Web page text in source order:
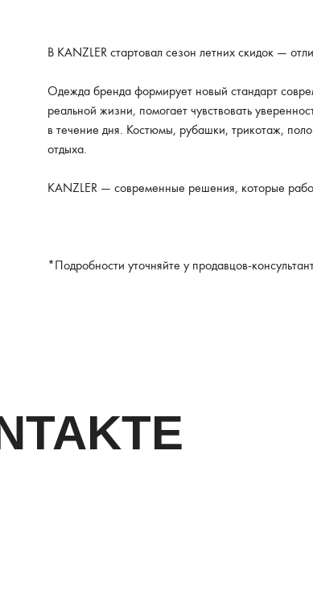
В KANZLER стартовал сезон летних скидок —
Одежда бренда формирует новый стандарт
реальной жизни, помогает чувствовать
в течение дня. Костюмы, рубашки, трикотаж,
отдыха.
KANZLER — современные решения, которые
*Подробности уточняйте у продавцов-